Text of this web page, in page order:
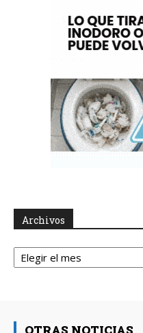
Archivos
Archivos